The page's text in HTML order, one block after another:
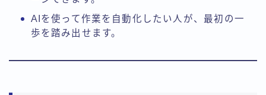
AIを使って作業を自動化したい人が、最初の一
歩を踏み出せます。